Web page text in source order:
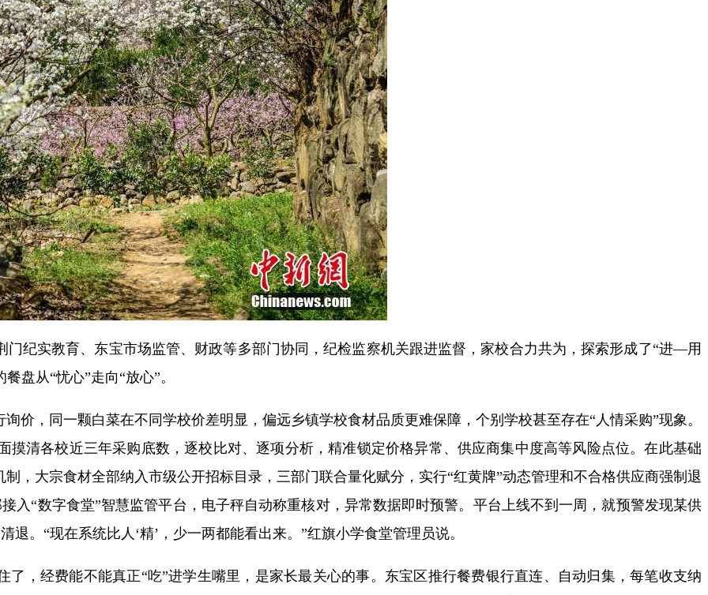
门纪实教育、东宝市场监管、财政等多部门协同，纪检监察机关跟进监督，家校合力共为，探索形成了“进—用
盘从“忧心”走向“放心”。
价，同一颗白菜在不同学校价差明显，偏远乡镇学校食材品质更难保障，个别学校甚至存在“人情采购”现象。
摸清各校近三年采购底数，逐校比对、逐项分析，精准锁定价格异常、供应商集中度高等风险点位。在此基础
，大宗食材全部纳入市级公开招标目录，三部门联合量化赋分，实行“红黄牌”动态管理和不合格供应商强制退
入“数字食堂”智慧监管平台，电子秤自动称重核对，异常数据即时预警。平台上线不到一周，就预警发现某供
。“现在系统比人‘精’，少一两都能看出来。”红旗小学食堂管理员说。
了，经费能不能真正“吃”进学生嘴里，是家长最关心的事。东宝区推行餐费银行直连、自动归集，每笔收支纳